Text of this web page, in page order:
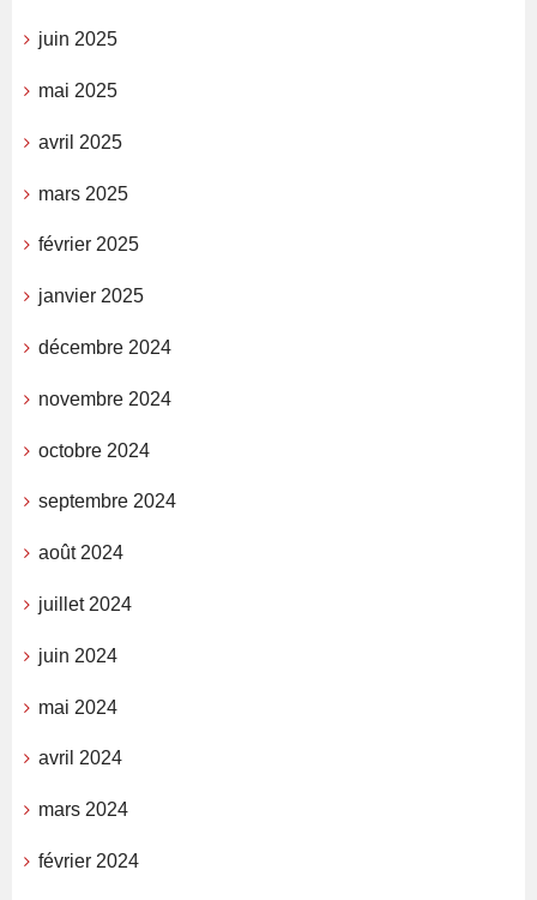
juin 2025
mai 2025
avril 2025
mars 2025
février 2025
janvier 2025
décembre 2024
novembre 2024
octobre 2024
septembre 2024
août 2024
juillet 2024
juin 2024
mai 2024
avril 2024
mars 2024
février 2024